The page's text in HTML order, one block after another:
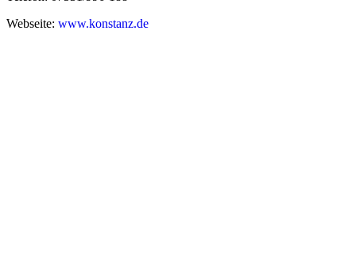
Webseite: www.konstanz.de